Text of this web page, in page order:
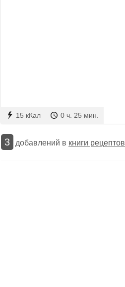
15 кКал 0 ч. 25 мин.
3 добавлений в книги рецептов